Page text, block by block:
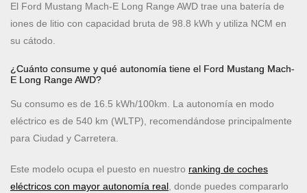
El Ford Mustang Mach-E Long Range AWD trae una batería de
iones de litio con capacidad bruta de 98.8 kWh y utiliza NCM en
su cátodo.
¿Cuánto consume y qué autonomía tiene el Ford Mustang Mach-
E Long Range AWD?
Su consumo es de 16.5 kWh/100km. La autonomía en modo
eléctrico es de 540 km (WLTP), recomendándose principalmente
para Ciudad y Carretera.
Este modelo ocupa el puesto en nuestro ranking de coches
eléctricos con mayor autonomía real, donde puedes compararlo